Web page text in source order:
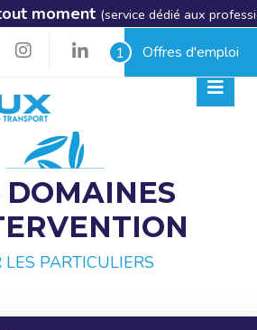
(service dédié aux
1 Offres d'emploi
DOMAINES
LES PARTICULIERS